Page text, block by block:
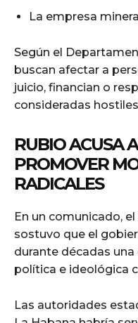
La empresa
Según el
buscan afectar a
juicio, financian o
consideradas
RUBIO ACUSA
PROMOVER
RADICALES
En un comunicado,
sostuvo que el
durante décadas
política e ideológica
Las autoridades